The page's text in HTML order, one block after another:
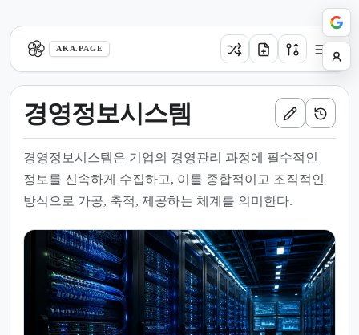
AKA.PAGE
경영정보시스템
경영정보시스템은 기업의 경영관리 과정에 필수적인
정보를 신속하게 수집하고, 이를 종합적이고 조직적인
방식으로 가공, 축적, 제공하는 체계를 의미한다.